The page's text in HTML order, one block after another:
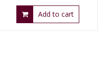
Add to cart